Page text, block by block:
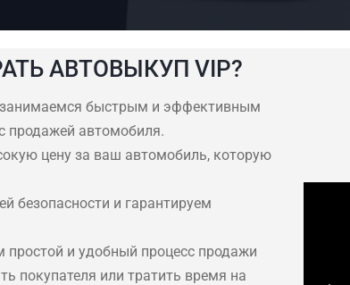
АВТОВЫКУП VIP?
быстрым и эффективным
продажей автомобиля.
цену за ваш автомобиль, которую
безопасности и гарантируем
и удобный процесс продажи
покупателя или тратить время на